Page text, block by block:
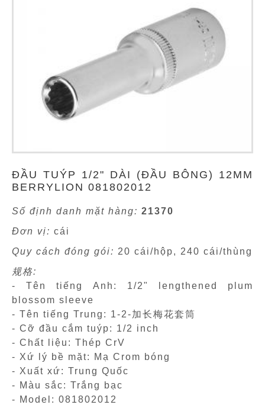
ĐẦU TUÝP 1/2" DÀI (ĐẦU BÔNG) 12MM
BERRYLION 081802012
Số định danh mặt hàng: 21370
Đơn vị: cái
Quy cách đóng gói: 20 cái/hộp, 240 cái/thùng
规格:
- Tên tiếng Anh: 1/2" lengthened plum
blossom sleeve
- Tên tiếng Trung: 1-2-加长梅花套筒
- Cỡ đầu cắm tuýp: 1/2 inch
- Chất liệu: Thép CrV
- Xứ lý bề mặt: Mạ Crom bóng
- Xuất xứ: Trung Quốc
- Màu sắc: Trắng bạc
- Model: 081802012